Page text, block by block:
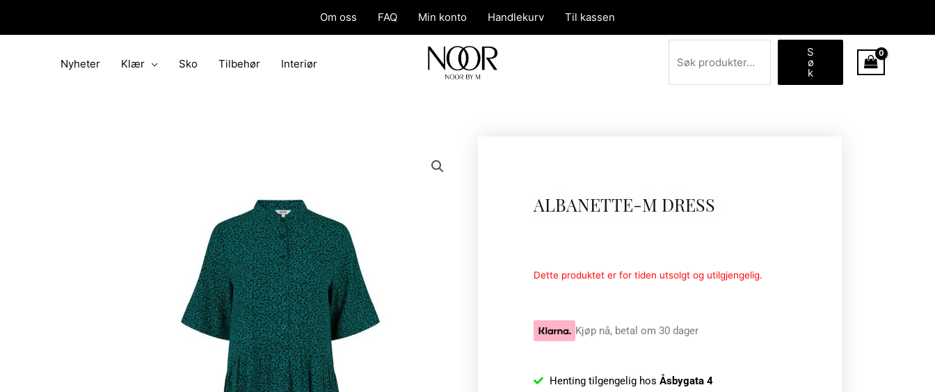
Om oss FAQ Min konto Handlekurv Til kassen
Nyheter Klær Sko Tilbehør Interiør
Søk
S
ø
k
ALBANETTE-M DRESS
Dette produktet er for tiden utsolgt og utilgjengelig.
Kjøp nå, betal om 30 dager
Henting tilgengelig hos Åsbygata 4